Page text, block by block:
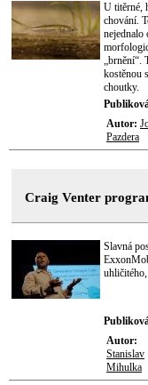
U titěrné,
chování.
nejednalo
„brnění“.
kostěnou
choutky.
Autor:
Pazdera
Craig Venter
Slavná
Autor:
Stanislav
Mihulka